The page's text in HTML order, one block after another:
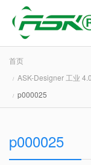
首页
ASK-Designer 工业
p000025
p000025